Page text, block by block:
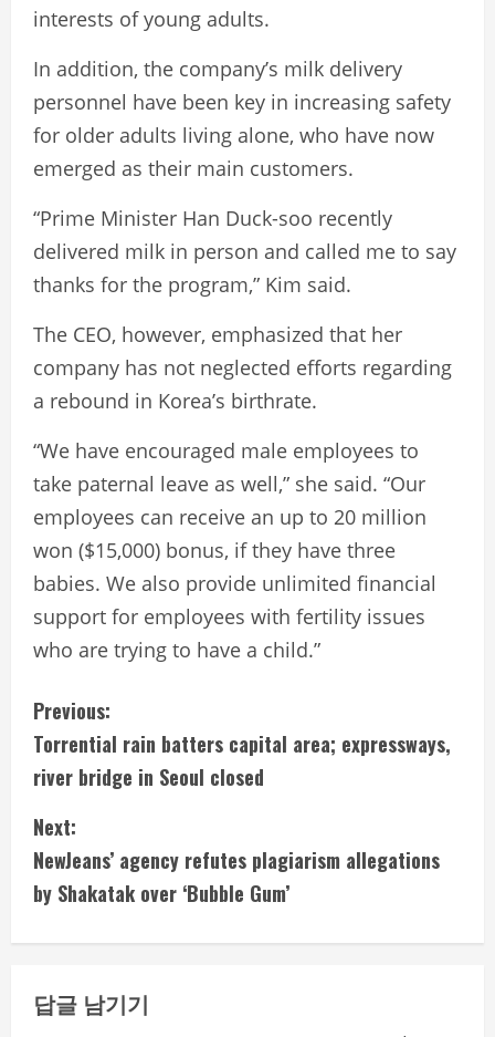
interests of young adults.
In addition, the company’s milk delivery
personnel have been key in increasing safety
for older adults living alone, who have now
emerged as their main customers.
“Prime Minister Han Duck-soo recently
delivered milk in person and called me to say
thanks for the program,” Kim said.
The CEO, however, emphasized that her
company has not neglected efforts regarding
a rebound in Korea’s birthrate.
“We have encouraged male employees to
take paternal leave as well,” she said. “Our
employees can receive an up to 20 million
won ($15,000) bonus, if they have three
babies. We also provide unlimited financial
support for employees with fertility issues
who are trying to have a child.”
C
o
n
t
i
n
u
Previous:
Torrential rain batters capital area; expressways,
river bridge in Seoul closed
Next:
NewJeans’ agency refutes plagiarism allegations
by Shakatak over ‘Bubble Gum’
답글 남기기